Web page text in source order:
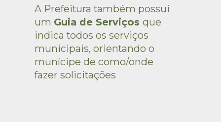
A Prefeitura também possui
um Guia de Serviços que
indica todos os serviços
municipais, orientando o
munícipe de como/onde
fazer solicitações